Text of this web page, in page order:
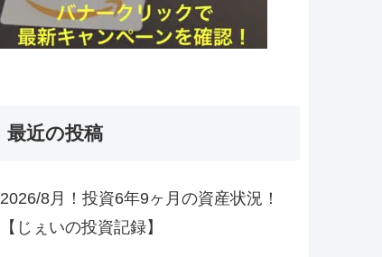
最近の投稿
2026/8月！投資6年9ヶ月の資産状況！
【じぇいの投資記録】